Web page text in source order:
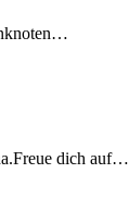
dich auf…